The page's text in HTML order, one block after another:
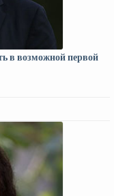
в возможной первой